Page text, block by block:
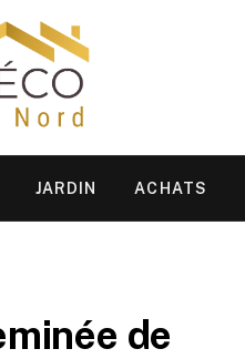
JARDIN ACHATS
de